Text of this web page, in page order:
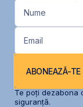
Nume
Email
ABONEAZĂ-TE
Te poți dezabona
siguranță.